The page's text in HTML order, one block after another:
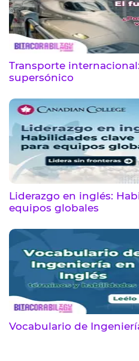
Transporte
supersónico
Liderazgo en inglés:
equipos globales
Vocabulario de